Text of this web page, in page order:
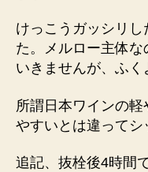
けっこうガッシリ
た。メルロー主体
いきませんが、ふく
所謂日本ワインの
やすいとは違ってシ
追記、抜栓後4時間